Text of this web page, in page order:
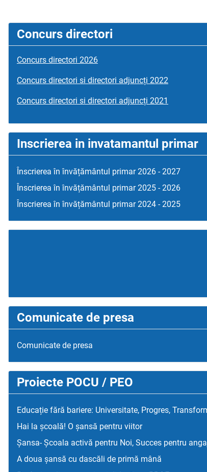
Concurs directori
Concurs directori 2026
Concurs directori si directori adjuncți 2022
Concurs directori si directori adjuncți 2021
Inscrierea in invatamantul primar
Înscrierea în învățământul primar 2026 - 2027
Înscrierea în învățământul primar 2025 - 2026
Înscrierea în învățământul primar 2024 - 2025
Comunicate de presa
Comunicate de presa
Proiecte POCU / PEO
Educație fără bariere: Universitate, Progres,
Hai la școală! O șansă pentru viitor
Șansa- Școala activă pentru Noi, Succes pentru
A doua șansă cu dascăli de primă mână